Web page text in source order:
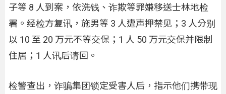
子等 8 人到案，依洗钱、诈欺等罪嫌移送士林地检
署。经检方复讯，施男等 3 人遭声押禁见；3 人分别
以 10 至 20 万元不等交保；1 人 50 万元交保并限制
住居；1 人讯后请回。
检警查出，诈骗集团锁定受害人后，指示他们携带现